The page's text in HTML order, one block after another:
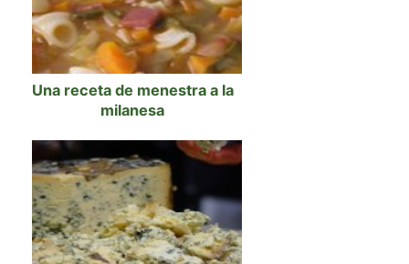
Una receta de menestra a la
milanesa